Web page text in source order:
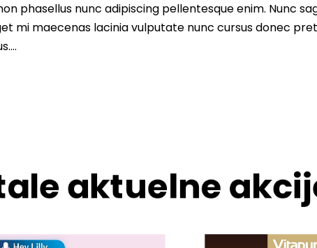
phasellus nunc adipiscing pellentesque enim. Nunc
mi maecenas lacinia vulputate nunc cursus donec
aktuelne